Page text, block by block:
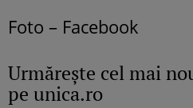
Foto – Facebook
Urmăreşte cel mai
pe unica.ro